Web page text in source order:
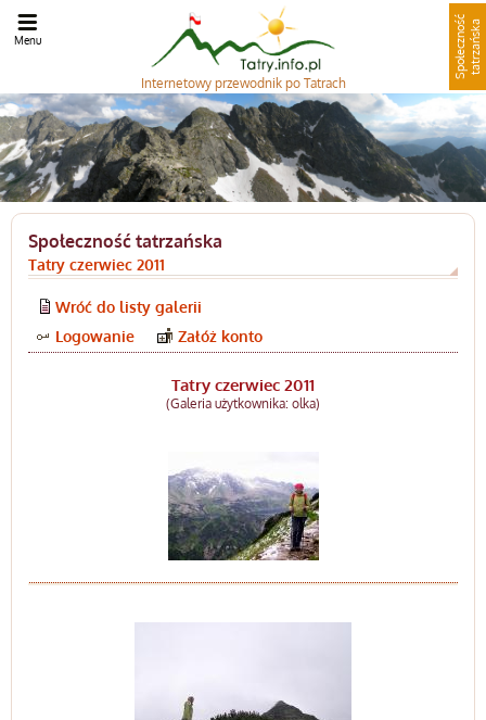
Internetowy przewodnik po Tatrach
S
p
o
ł
e
c
z
n
oś
ć
t
a
t
r
z
a
ń
s
ka
Menu
Społeczność tatrzańska
Tatry czerwiec 2011
Wróć do listy galerii
Logowanie
Załóż konto
Tatry czerwiec 2011
(Galeria użytkownika: olka)